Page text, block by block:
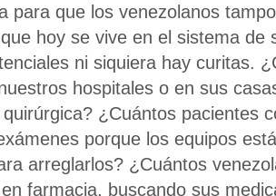
para que los venezolanos
hoy se vive en el sistema de
ni siquiera hay curitas.
hospitales o en sus
¿Cuántos pacientes
porque los equipos
arreglarlos? ¿Cuántos
farmacia, buscando sus